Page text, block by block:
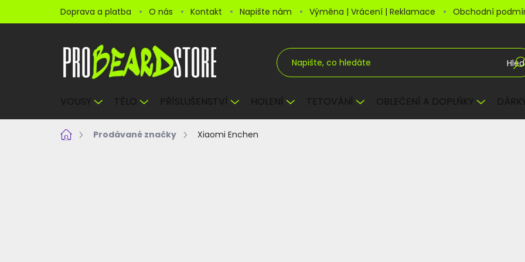
obsah
Doprava a platba O nás Kontakt Napište nám Výměna | Vrácení | Reklamace Obchodní
VOUSY TĚLO PŘÍSLUŠENSTVÍ HOLENÍ TETOVÁNÍ OBLEČENÍ A DOPLŇKY
DomůProdávané značky Xiaomi Enchen